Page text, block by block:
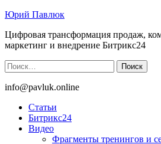
Юрий Павлюк
Цифровая трансформация продаж,
маркетинг и внедрение Битрикс24
Найти:
info@pavluk.online
Статьи
Битрикс24
Видео
Фрагменты тренингов и